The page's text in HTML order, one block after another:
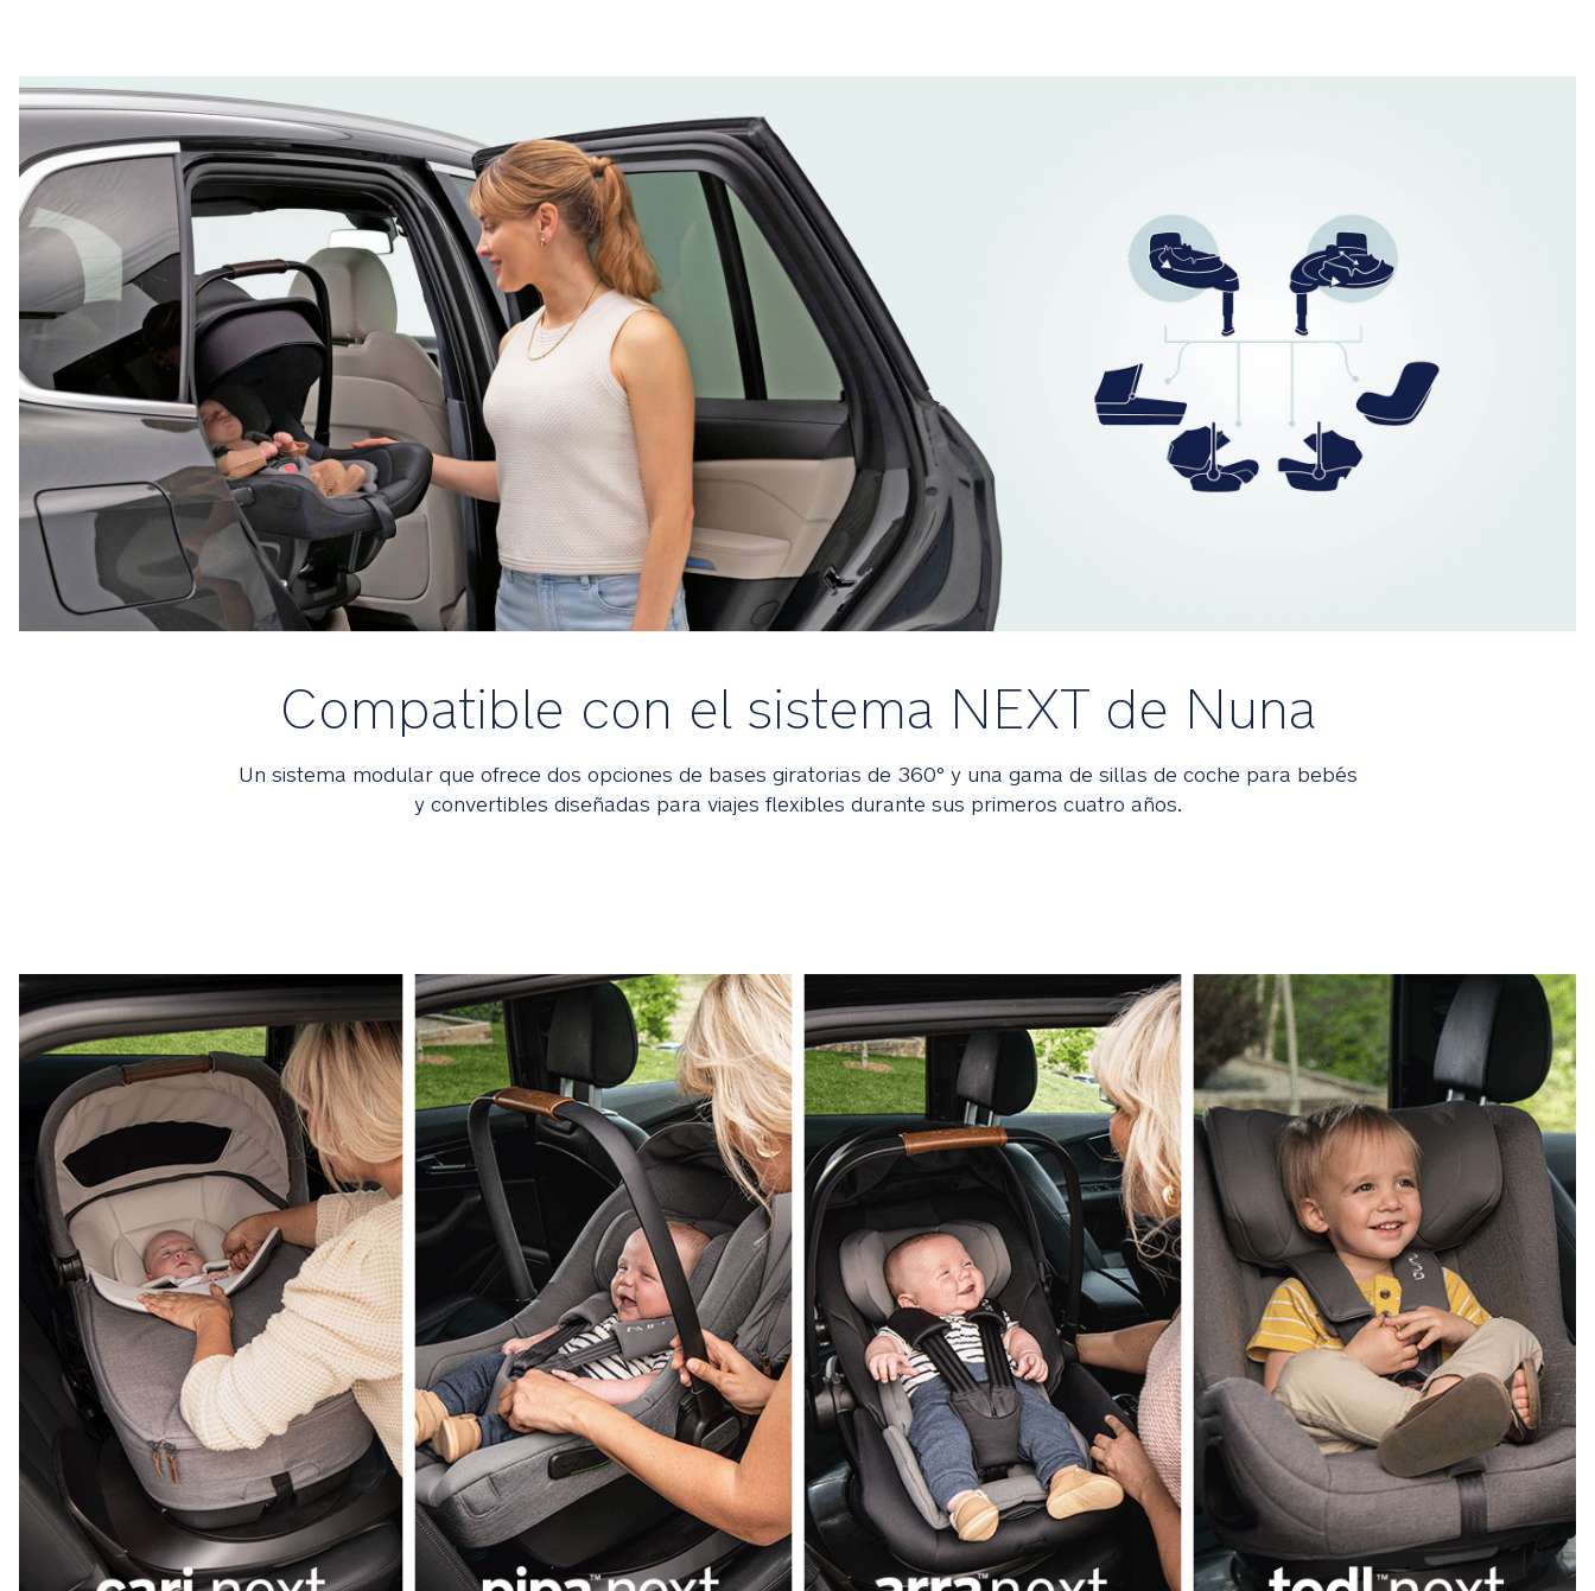
Compatible con el sistema NEXT de Nuna
Un sistema modular que ofrece dos opciones de bases giratorias de 360° y una gama de sillas de coche para bebés
y convertibles diseñadas para viajes flexibles durante sus primeros cuatro años.